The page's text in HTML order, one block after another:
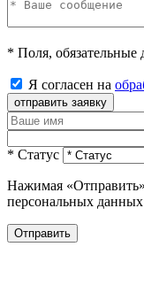
* Поля, обязательные
Я согласен на
отправить заявку
* Статус
Нажимая
персональных